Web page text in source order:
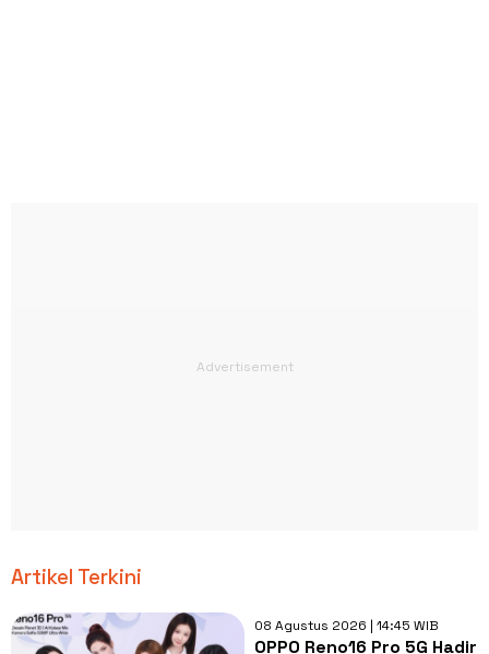
Artikel Terkini
08 Agustus 2026 | 14:45 WIB
OPPO Reno16 Pro 5G Hadir